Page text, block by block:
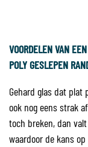
VOORDELEN VAN
POLY GESLEPEN
Gehard glas dat
ook nog eens strak
toch breken, dan
waardoor de kans